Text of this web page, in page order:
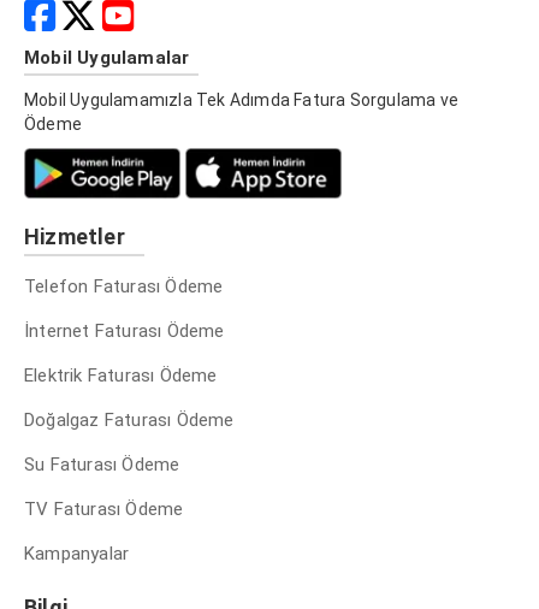
Mobil Uygulamalar
Mobil Uygulamamızla Tek Adımda Fatura Sorgulama ve
Ödeme
Hizmetler
Telefon Faturası Ödeme
İnternet Faturası Ödeme
Elektrik Faturası Ödeme
Doğalgaz Faturası Ödeme
Su Faturası Ödeme
TV Faturası Ödeme
Kampanyalar